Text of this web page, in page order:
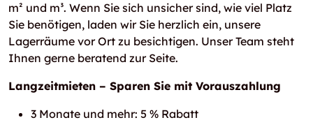
m² und m³. Wenn Sie sich unsicher sind, wie viel Platz
Sie benötigen, laden wir Sie herzlich ein, unsere
Lagerräume vor Ort zu besichtigen. Unser Team steht
Ihnen gerne beratend zur Seite.
Langzeitmieten – Sparen Sie mit Vorauszahlung
3 Monate und mehr: 5 % Rabatt